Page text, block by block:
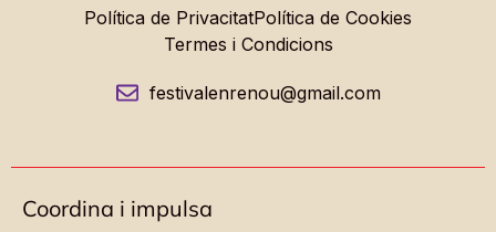
Política de PrivacitatPolítica de Cookies
Termes i Condicions
festivalenrenou@gmail.com
Coordina i impulsa